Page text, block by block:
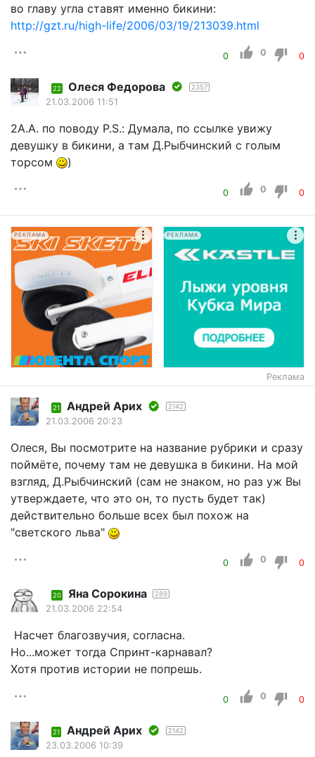
во главу угла ставят именно бикини:
http://gzt.ru/high-life/2006/03/19/213039.html
0 0 0
22 Олеся Федорова 2357
21.03.2006 11:51
2А.А. по поводу P.S.: Думала, по ссылке увижу
девушку в бикини, а там Д.Рыбчинский с голым
торсом
)
0 0 0
РЕКЛАМА РЕКЛАМА
Реклама
21 Андрей Арих 2142
21.03.2006 20:23
Олеся, Вы посмотрите на название рубрики и сразу
поймёте, почему там не девушка в бикини. На мой
взгляд, Д.Рыбчинский (сам не знаком, но раз уж Вы
утверждаете, что это он, то пусть будет так)
действительно больше всех был похож на
"светского льва"
0 0 0
20 Яна Сорокина 289
21.03.2006 22:54
Насчет благозвучия, согласна.
Но...может тогда Спринт-карнавал?
Хотя против истории не попрешь.
0 0 0
21 Андрей Арих 2142
23.03.2006 10:39